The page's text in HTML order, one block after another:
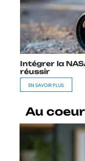
Intégrer la
réussir
EN SAVOIR PLUS
Au